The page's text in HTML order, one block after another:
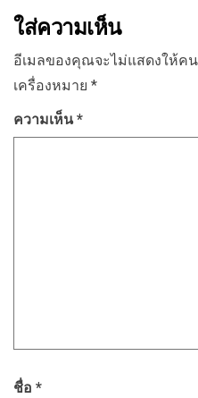
ใส่ความเห็น
อีเมลของคุณจะไม่แสดงให้ค
เครื่องหมาย *
ความเห็น*
ชื่อ *